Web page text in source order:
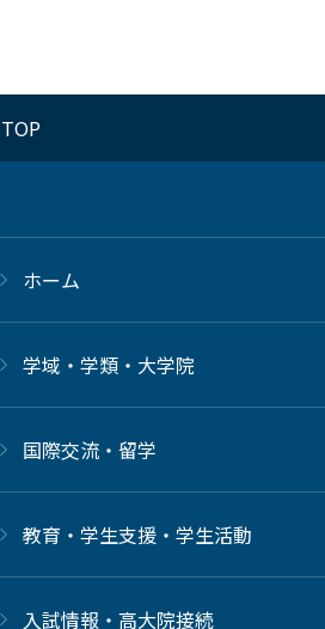
ホーム
学域・学類・大学院
国際交流・留学
教育・学生支援・学生活動
⼊試情報・高大院接続